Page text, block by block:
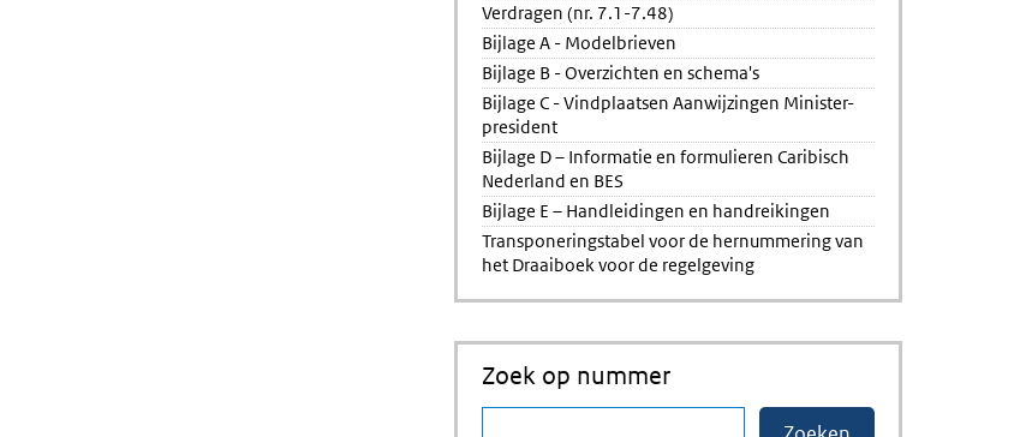
Verdragen (nr. 7.1-7.48)
Bijlage A - Modelbrieven
Bijlage B - Overzichten en schema's
Bijlage C - Vindplaatsen Aanwijzingen Minister-
president
Bijlage D – Informatie en formulieren Caribisch
Nederland en BES
Bijlage E – Handleidingen en handreikingen
Transponeringstabel voor de hernummering van
het Draaiboek voor de regelgeving
Zoek op nummer